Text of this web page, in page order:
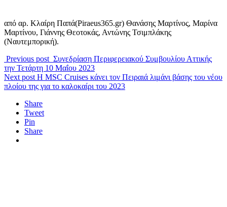
από αρ. Κλαίρη Παπά(Piraeus365.gr) Θανάσης Μαρτίνος, Μαρίνα
Μαρτίνου, Γιάννης Θεοτοκάς, Αντώνης Τσιμπλάκης
(Ναυτεμπορική).
Previous post Συνεδρίαση Περιφερειακού Συμβουλίου Αττικής
την Τετάρτη 10 Μαΐου 2023
Next post Η MSC Cruises κάνει τον Πειραιά λιμάνι βάσης του νέου
πλοίου της για το καλοκαίρι του 2023
Share
Tweet
Pin
Share